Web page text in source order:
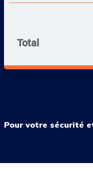
Total
Pour votre sécurité